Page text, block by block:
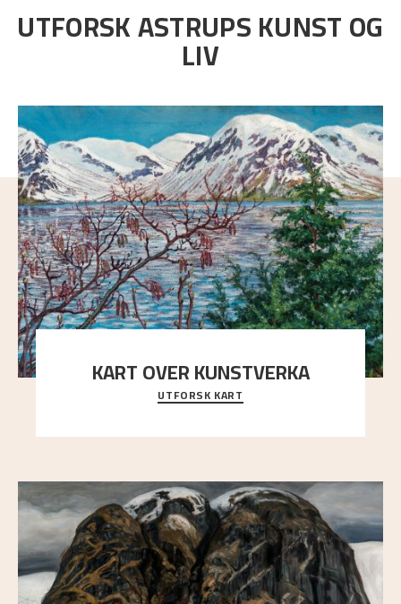
UTFORSK ASTRUPS KUNST OG
LIV
KART OVER KUNSTVERKA
Utforsk stedene og utsiktene i Astrups malerier
UTFORSK KART